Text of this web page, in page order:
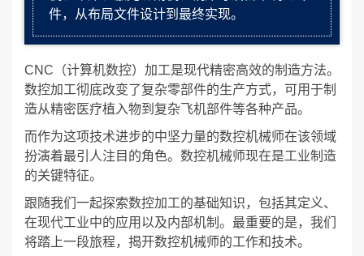
件，从布局文件设计到最终实现。
CNC（计算机数控）加工是现代精密高效的制造方法。
数控加工彻底改变了复杂零部件的生产方式，可用于制
造从精密医疗植入物到复杂飞机部件等各种产品。
而作为这项技术进步的中坚力量的数控机械师在该领域
扮演着最引人注目的角色。数控机械师现在是工业制造
的关键特征。
跟随我们一起探索数控加工的基础知识，包括其定义、
在现代工业中的应用以及内部机制。最重要的是，我们
将踏上一段旅程，揭开数控机械师的工作和技术。